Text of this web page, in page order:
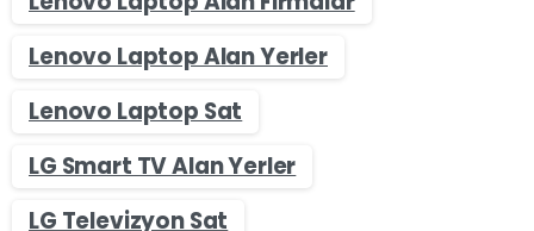
Lenovo Laptop Alan Yerler
Lenovo Laptop Sat
LG Smart TV Alan Yerler
LG Televizyon Sat